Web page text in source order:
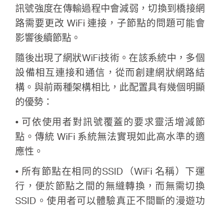
Hong
訊號強度在傳輸過程中會減弱，切換到橋接網
路需要更改 WiFi 連接，子節點的問題可能會
影響後續節點。
隨後出現了網狀WiFi技術。在該系統中，多個
設備相互連接和通信，從而創建網狀網路結
構。與前兩種架構相比，此配置具有幾個明顯
的優勢：
• 可依使用者對訊號覆蓋的要求靈活增減節
點。傳統 WiFi 系統無法實現如此高水準的適
應性。
• 所有節點在相同的SSID（WiFi 名稱）下運
行，便於節點之間的無縫轉換，而無需切換
SSID。使用者可以體驗真正不間斷的漫遊功